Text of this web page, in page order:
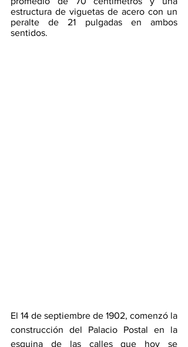
estructura de viguetas de acero con un
peralte de 21 pulgadas en ambos
sentidos.​
El 14 de septiembre de 1902, comenzó la
construcción del Palacio Postal en la
esquina de las calles que hoy se